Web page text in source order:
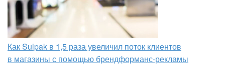
Как Sulpak в 1,5 раза увеличил поток клиентов
в магазины с помощью брендформанс-рекламы